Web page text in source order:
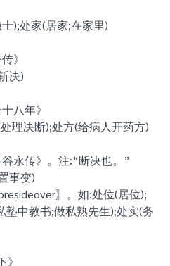
);处家(居家;在家里)
》
决)
八年》
理决断);处方(给病人开药方)
永传》。注:“断决也。”
事变)
〗。如:处位(居位);
塾中教书;做私熟先生);处实(务